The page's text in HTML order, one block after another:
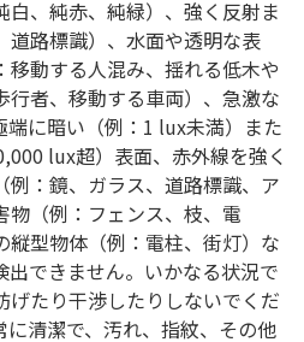
、純赤、純緑）、強く反射ま
道路標識）、水面や透明な表
移動する人混み、揺れる低木や
行者、移動する車両）、急激な
端に暗い（例：1 lux未満）また
lux超）表面、赤外線を強く
例：鏡、ガラス、道路標識、ア
物（例：フェンス、枝、電
型物体（例：電柱、街灯）な
出できません。いかなる状況で
げたり干渉したりしないでくだ
に清潔で、汚れ、指紋、その他